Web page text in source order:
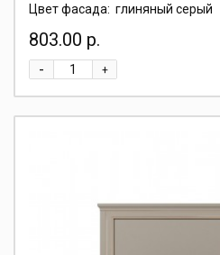
Цвет фасада: глиняный серый
803.00 р.
+
-